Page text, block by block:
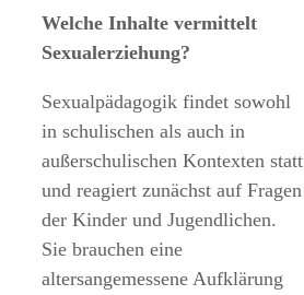
Welche Inhalte vermittelt
Sexualerziehung?
Sexualpädagogik findet sowohl
in schulischen als auch in
außerschulischen Kontexten statt
und reagiert zunächst auf Fragen
der Kinder und Jugendlichen.
Sie brauchen eine
altersangemessene Aufklärung